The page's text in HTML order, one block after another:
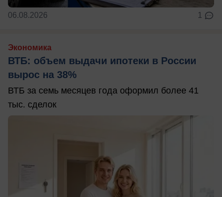
06.08.2026 1
Экономика
ВТБ: объем выдачи ипотеки в России
вырос на 38%
ВТБ за семь месяцев года оформил более 41
тыс. сделок